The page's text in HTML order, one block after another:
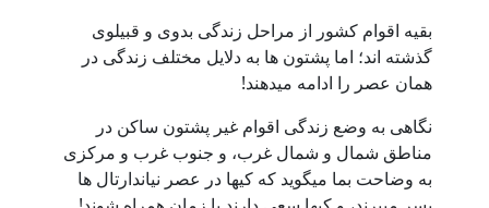
بقیه اقوام کشور از مراحل زندگی بدوی و قبیلوی
گذشته اند؛ اما پشتون ها به دلایل مختلف زندگی در
همان عصر را ادامه میدهند!
نگاهی به وضع زندگی اقوام غیر پشتون ساکن در
مناطق شمال و شمال غرب، و جنوب غرب و مرکزی
به وضاحت بما میگوید که کیها در عصر نیاندارتال ها